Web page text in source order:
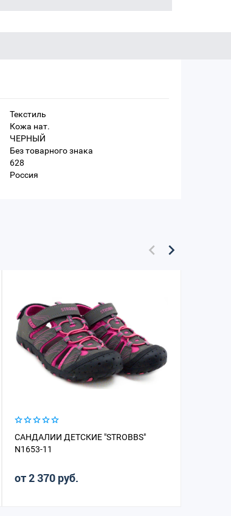
Текстиль
Кожа нат.
ЧЕРНЫЙ
Без товарного знака
628
Россия
САНДАЛИИ ДЕТСКИЕ "STROBBS"
N1653-11
от 2 370 руб.